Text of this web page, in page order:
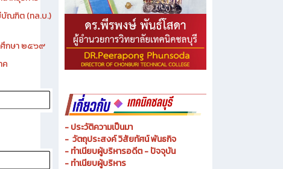
๙
ชีพ รุ่นที่ ๒
าที่ธุรการ
ณฑิต (ทล.บ.)
ศึกษา ๒๕๖๙
ค